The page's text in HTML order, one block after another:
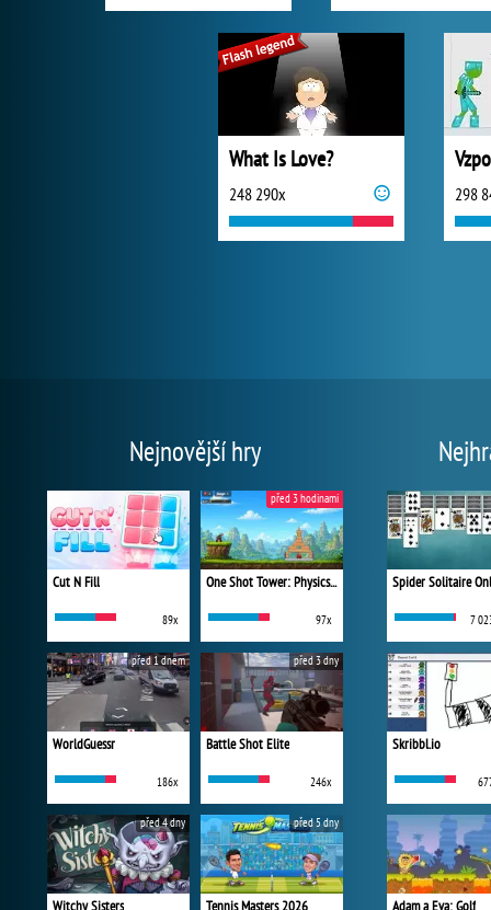
What Is Love?
248 290x 298
Nejnovější hry
Cut N Fill
89x
One Shot Tower: Physics Destroyer
97x
před 3 hodinami
WorldGuessr
186x
před 1 dnem
Battle Shot Elite
246x
před 3 dny
Witchy Sisters
před 4 dny
Tennis Masters 2026
před 5 dny
Spider Solitaire
7
Skribbl.io
Adam a Eva: Golf